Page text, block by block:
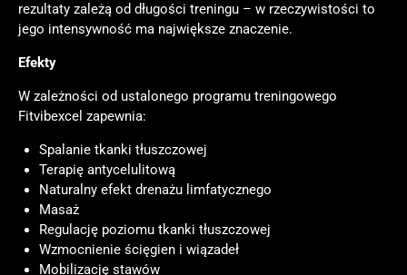
rezultaty zależą od długości treningu – w rzeczywistości to
jego intensywność ma największe znaczenie.
Efekty
W zależności od ustalonego programu treningowego
Fitvibexcel zapewnia:
Spalanie tkanki tłuszczowej
Terapię antycelulitową
Naturalny efekt drenażu limfatycznego
Masaż
Regulację poziomu tkanki tłuszczowej
Wzmocnienie ścięgien i wiązadeł
Mobilizację stawów